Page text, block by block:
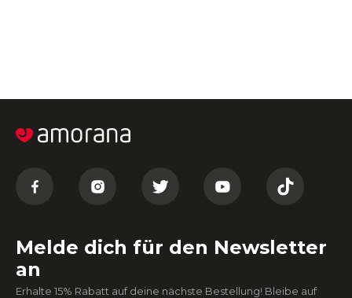
Melde dich für den Newsletter
an
Erhalte 15% Rabatt auf deine nächste Bestellung! Bleibe auf